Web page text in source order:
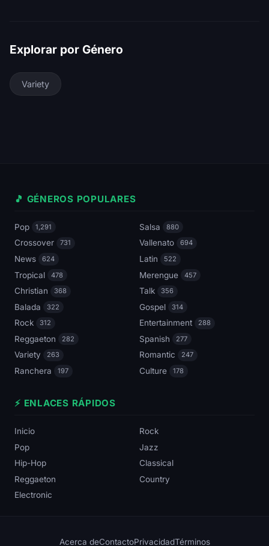
Explorar por Género
Variety
🎵 GÉNEROS POPULARES
Pop 1,291 Salsa 880
Crossover 731 Vallenato 694
News 624 Latin 522
Tropical 478 Merengue 457
Christian 368 Talk 356
Balada 322 Gospel 314
Rock 312 Entertainment 288
Reggaeton 282 Spanish 277
Variety 263 Romantic 247
Ranchera 197 Culture 178
⚡ ENLACES RÁPIDOS
Inicio
Rock
Pop
Jazz
Hip-Hop
Classical
Reggaeton
Country
Electronic
Acerca deContactoPrivacidadTérminos